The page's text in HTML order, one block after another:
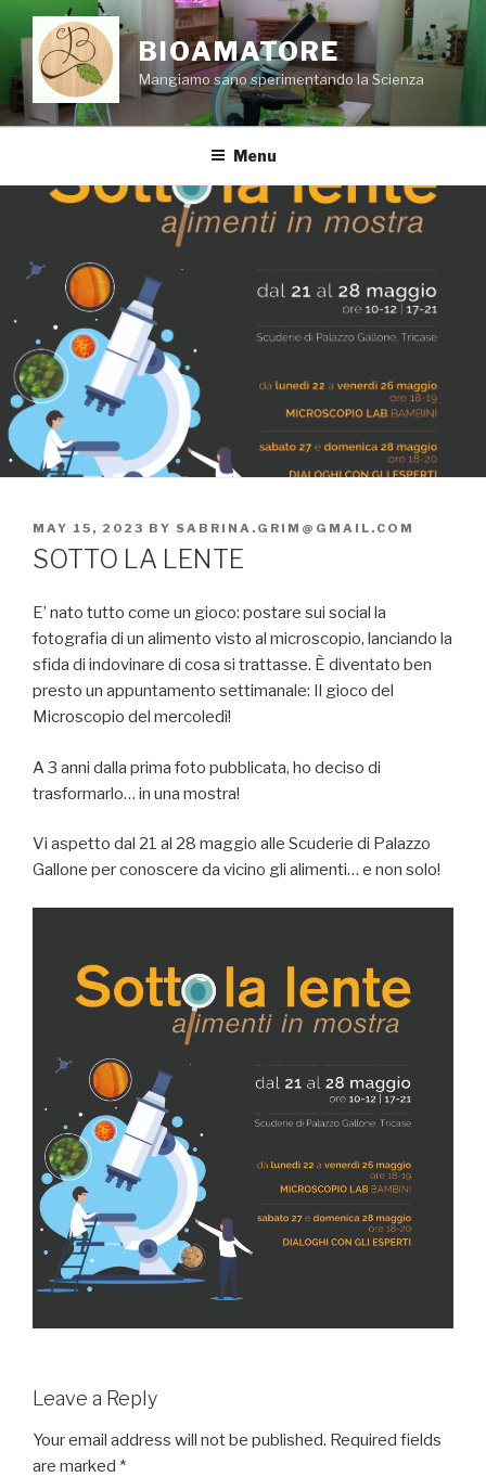
content
BIOAMATORE
Mangiamo sano sperimentando la Scienza
Menu
POSTED
ON
MAY 15, 2023 BY SABRINA.GRIM@GMAIL.COM
SOTTO LA LENTE
E’ nato tutto come un gioco: postare sui social la
fotografia di un alimento visto al microscopio, lanciando la
sfida di indovinare di cosa si trattasse. È diventato ben
presto un appuntamento settimanale: Il gioco del
Microscopio del mercoledì!
A 3 anni dalla prima foto pubblicata, ho deciso di
trasformarlo… in una mostra!
Vi aspetto dal 21 al 28 maggio alle Scuderie di Palazzo
Gallone per conoscere da vicino gli alimenti… e non solo!
Leave a Reply
Your email address will not be published. Required fields
are marked *